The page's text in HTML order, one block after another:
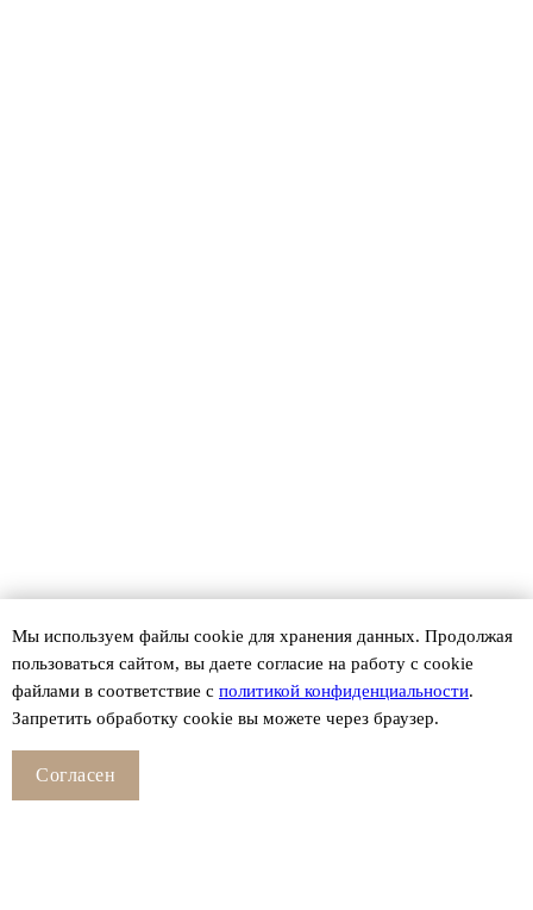
Мы используем файлы сookie для хранения данных. Продолжая
пользоваться сайтом, вы даете согласие на работу с cookie
файлами в соответствие с политикой конфиденциальности.
Запретить обработку cookie вы можете через браузер.
Согласен